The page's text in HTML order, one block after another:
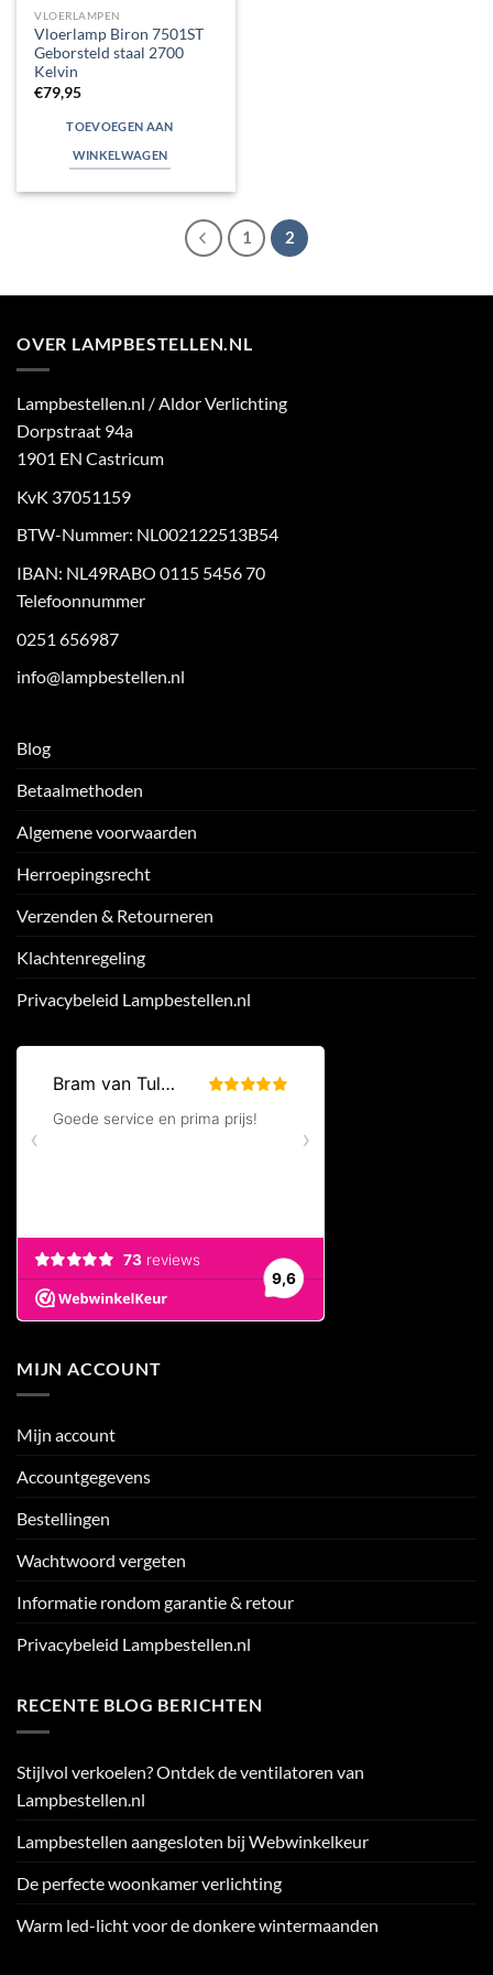
VLOERLAMPEN
Vloerlamp Biron 7501ST
Geborsteld staal 2700
Kelvin
€79,95
TOEVOEGEN AAN
WINKELWAGEN
1 2
OVER LAMPBESTELLEN.NL
Lampbestellen.nl / Aldor Verlichting
Dorpstraat 94a
1901 EN Castricum
KvK 37051159
BTW-Nummer: NL002122513B54
IBAN: NL49RABO 0115 5456 70
Telefoonnummer
0251 656987
info@lampbestellen.nl
Blog
Betaalmethoden
Algemene voorwaarden
Herroepingsrecht
Verzenden & Retourneren
Klachtenregeling
Privacybeleid Lampbestellen.nl
MIJN ACCOUNT
Mijn account
Accountgegevens
Bestellingen
Wachtwoord vergeten
Informatie rondom garantie & retour
Privacybeleid Lampbestellen.nl
RECENTE BLOG BERICHTEN
Stijlvol verkoelen? Ontdek de ventilatoren van
Lampbestellen.nl
Lampbestellen aangesloten bij Webwinkelkeur
De perfecte woonkamer verlichting
Warm led-licht voor de donkere wintermaanden